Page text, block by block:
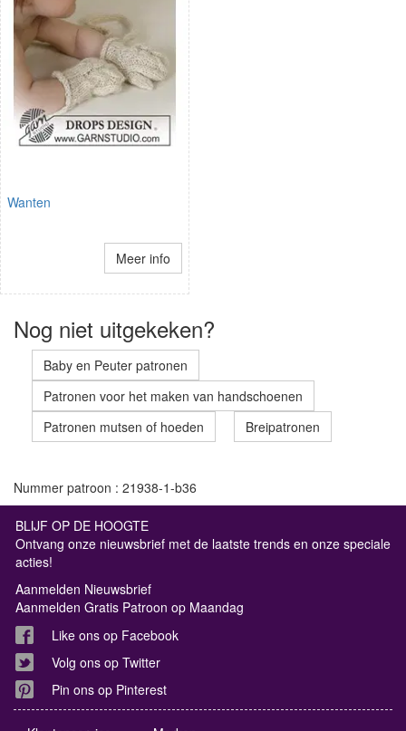
Wanten
Meer info
Nog niet uitgekeken?
Baby en Peuter patronen
Patronen voor het maken van handschoenen
Patronen mutsen of hoeden
Breipatronen
Nummer patroon : 21938-1-b36
BLIJF OP DE HOOGTE
Ontvang onze nieuwsbrief met de laatste trends en onze speciale
acties!
Aanmelden Nieuwsbrief
Aanmelden Gratis Patroon op Maandag
Like ons op Facebook
Volg ons op Twitter
Pin ons op Pinterest